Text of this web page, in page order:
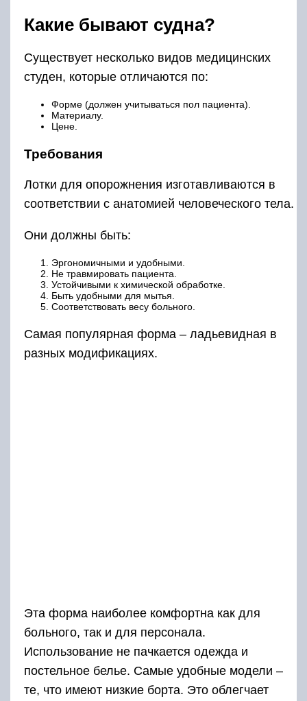
Какие бывают судна?
Существует несколько видов медицинских
студен, которые отличаются по:
Форме (должен учитываться пол пациента).
Материалу.
Цене.
Требования
Лотки для опорожнения изготавливаются в
соответствии с анатомией человеческого тела.
Они должны быть:
Эргономичными и удобными.
Не травмировать пациента.
Устойчивыми к химической обработке.
Быть удобными для мытья.
Соответствовать весу больного.
Самая популярная форма – ладьевидная в
разных модификациях.
Эта форма наиболее комфортна как для
больного, так и для персонала.
Использование не пачкается одежда и
постельное белье. Самые удобные модели –
те, что имеют низкие борта. Это облегчает